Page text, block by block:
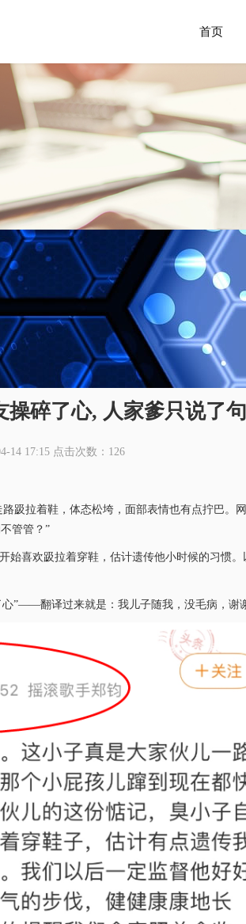
首页
碎了心, 人家爹只说了
14 17:15 点击次数：126
趿拉着鞋，体态松垮，面部表情也有点拧巴。
管管？”
喜欢趿拉着穿鞋，估计遗传他小时候的习惯
”——翻译过来就是：我儿子随我，没毛病，谢